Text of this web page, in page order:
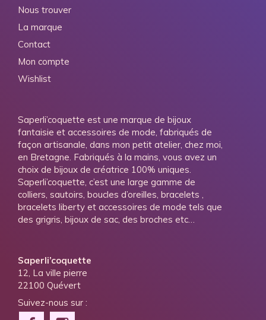
Nous trouver
La marque
Contact
Mon compte
Wishlist
Saperli’coquette est une marque de bijoux
fantaisie et accessoires de mode, fabriqués de
façon artisanale, dans mon petit atelier, chez moi,
en Bretagne. Fabriqués à la mains, vous avez un
choix de bijoux de créatrice 100% uniques.
Saperli’coquette, c’est une large gamme de
colliers, sautoirs, boucles d’oreilles, bracelets ,
bracelets liberty et accessoires de mode tels que
des grigris, bijoux de sac, des broches etc…
Saperli’coquette
12, La ville pierre
22100 Quévert
Suivez-nous sur :